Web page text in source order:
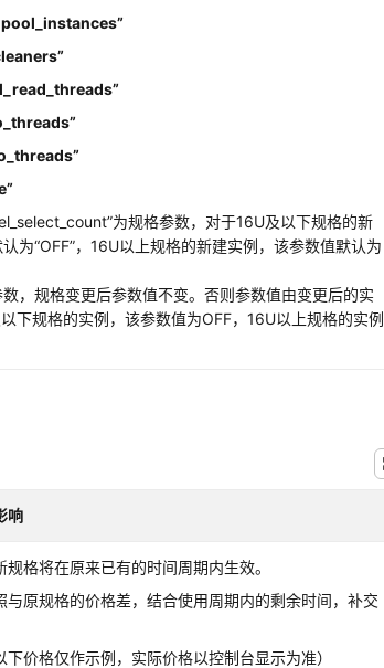
为规格参数，对于16U及以下规格的新
认为“OFF”，16U以上规格的新建实例，该参数值默认为
，规格变更后参数值不变。否则参数值由变更后的实
下规格的实例，该参数值为OFF，16U以上规格的实例
响
规格将在原来已有的时间周期内生效。
与原规格的价格差，结合使用周期内的剩余时间，补交
下价格仅作示例，实际价格以控制台显示为准）